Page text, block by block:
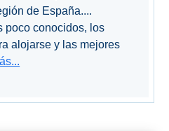
de España....
poco conocidos, los
alojarse y las mejores